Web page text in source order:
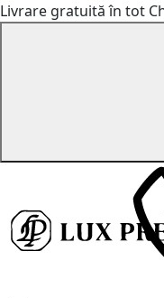
Livrare gratuită în tot